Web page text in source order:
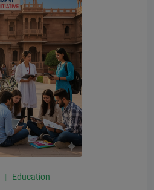
Education